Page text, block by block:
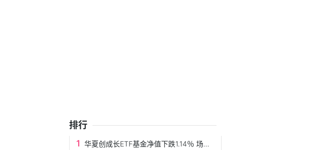
排行
华夏创成长ETF基金净值下跌1.14％ 场内价格溢价率为-0.09%